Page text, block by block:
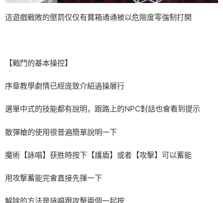
這遊戲戰敗的懲罰仅仅有寶箱通通被以危險度零強制打開
【戰鬥的基本操控】
序章教學劇情已經庞致介紹過操展行
選單中式的技能都有說明，跟路上的NPC對話也會看到提示
散彈槍的使用很普遍簡單說明一下
魔術【詠唱】获胜時按下【護盾】或者【攻擊】可以蓄能
用攻擊蓄能完會直接先揮一下
解除的方法是詠唱跟攻擊兩個一起按